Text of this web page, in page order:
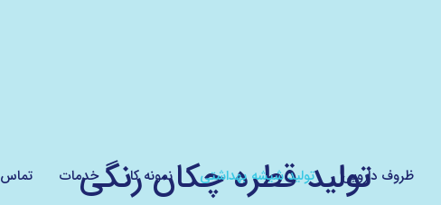
ظروف دارویی تولید شیشه بهداشتی نمونه کار خدمات تماس تولید قطره چکان رنگی